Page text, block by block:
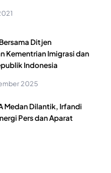
Ditjen
Kementrian Imigrasi dan
Indonesia
2025
Medan Dilantik, Irfandi
Pers dan Aparat